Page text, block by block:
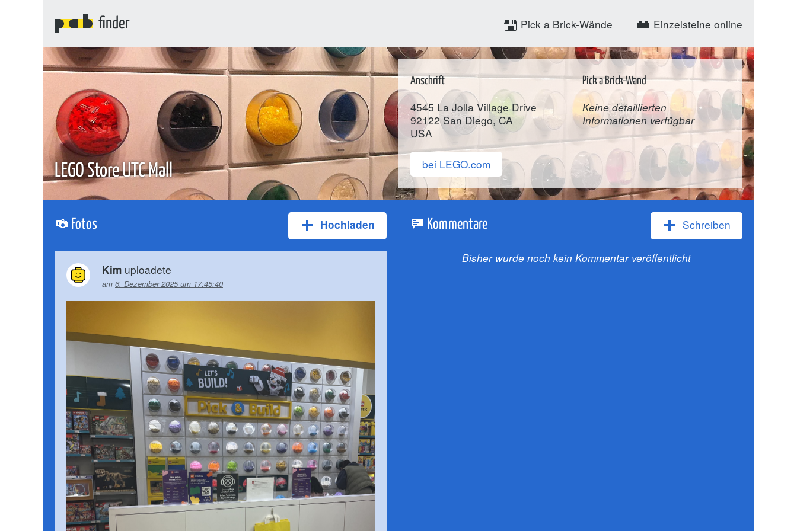
finder Pick a Brick-Wände Einzelsteine online
LEGO Store UTC Mall
Anschrift
4545 La Jolla Village Drive
92122 San Diego, CA
USA
Pick a Brick-Wand
Keine detaillierten
Informationen verfügbar
bei LEGO.com
Fotos Hochladen
Kim uploadete
am 6. Dezember 2025 um 17:45:40
Kommentare Schreiben
Bisher wurde noch kein Kommentar veröffentlicht